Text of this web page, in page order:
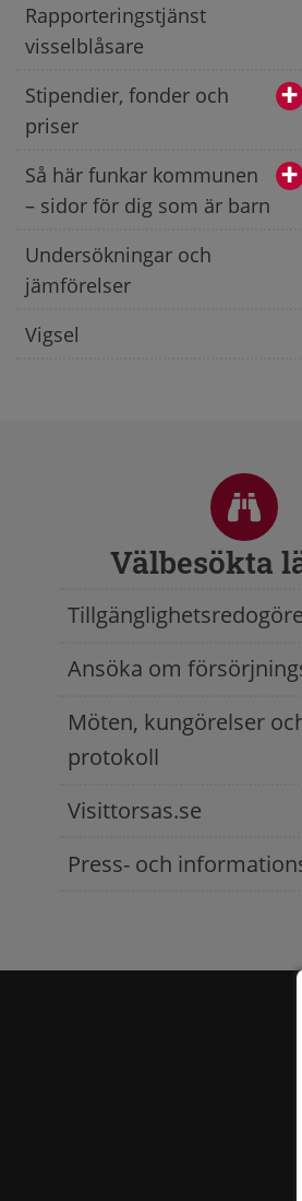
Rapporteringstjänst
visselblåsare
Stipendier, fonder och
priser
Så här funkar kommunen
– sidor för dig som är barn
Undersökningar och
jämförelser
Vigsel
Välbesökta
Ansöka om
Möten, kungörelser
protokoll
Visittorsas.se
Press- och